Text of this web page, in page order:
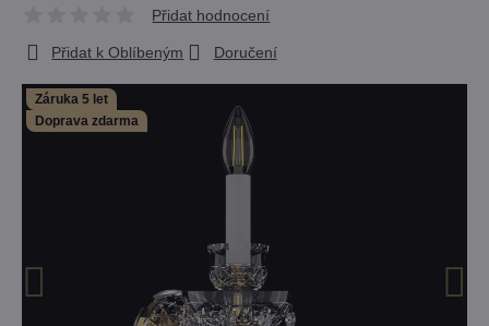
Záruka 5 let
Doprava zdarma
Přidat hodnocení
Přidat k Oblíbeným Doručení